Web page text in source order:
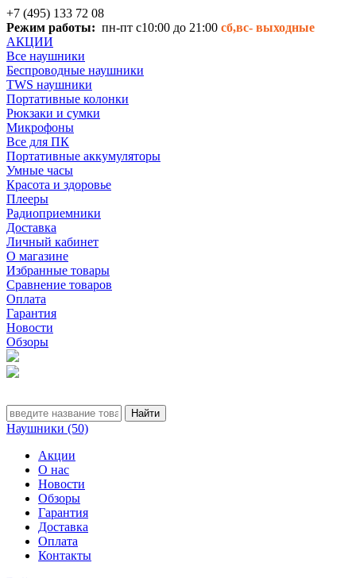
+7 (495) 133 72 08
Режим работы: пн-пт с10:00 до 21:00 сб,вс- выходные
АКЦИИ
Все наушники
Беспроводные наушники
TWS наушники
Портативные колонки
Рюкзаки и сумки
Микрофоны
Все для ПК
Портативные аккумуляторы
Умные часы
Красота и здоровье
Плееры
Радиоприемники
Доставка
Личный кабинет
О магазине
Избранные товары
Сравнение товаров
Оплата
Гарантия
Новости
Обзоры
Наушники (50)
Акции
О нас
Новости
Обзоры
Гарантия
Доставка
Оплата
Контакты